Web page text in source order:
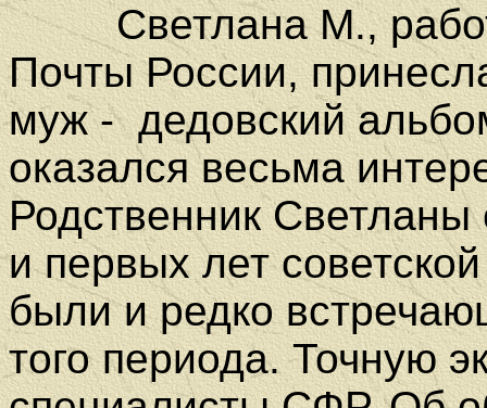
Светлана М.,
Почты России,
муж - дедовский
оказался весьма
Родственник
и первых лет
были и редко
того периода. Точную